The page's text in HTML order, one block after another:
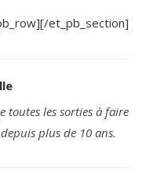
et_pb_section]
toutes les sorties à faire
plus de 10 ans.